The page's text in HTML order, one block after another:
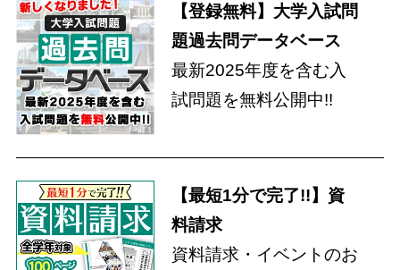
【登録無料】大学入試問
題過去問データベース
最新2025年度を含む入
試問題を無料公開中!!
【最短1分で完了!!】資
料請求
資料請求・イベントのお